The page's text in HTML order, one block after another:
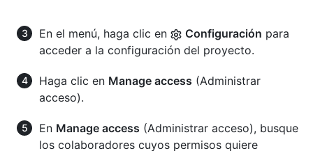
En el menú, haga clic en Configuración para
acceder a la configuración del proyecto.
Haga clic en Manage access (Administrar
acceso).
En Manage access (Administrar acceso), busque
los colaboradores cuyos permisos quiere